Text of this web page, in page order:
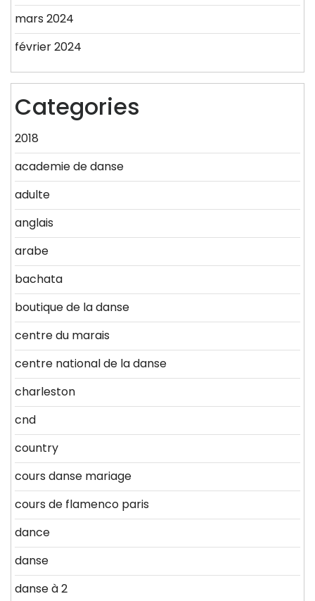
mars 2024
février 2024
Categories
2018
academie de danse
adulte
anglais
arabe
bachata
boutique de la danse
centre du marais
centre national de la danse
charleston
cnd
country
cours danse mariage
cours de flamenco paris
dance
danse
danse à 2